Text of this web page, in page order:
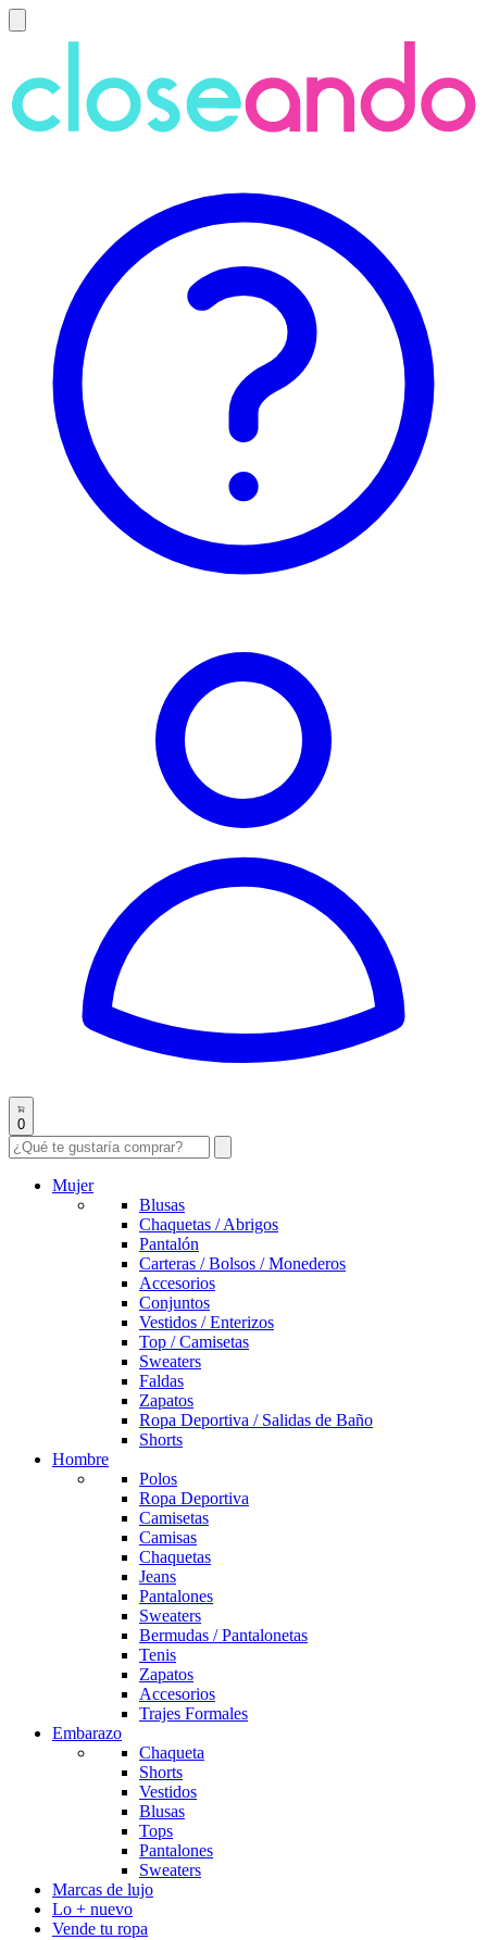
0
Mujer
Blusas
Chaquetas / Abrigos
Pantalón
Carteras / Bolsos / Monederos
Accesorios
Conjuntos
Vestidos / Enterizos
Top / Camisetas
Sweaters
Faldas
Zapatos
Ropa Deportiva / Salidas de Baño
Shorts
Hombre
Polos
Ropa Deportiva
Camisetas
Camisas
Chaquetas
Jeans
Pantalones
Sweaters
Bermudas / Pantalonetas
Tenis
Zapatos
Accesorios
Trajes Formales
Embarazo
Chaqueta
Shorts
Vestidos
Blusas
Tops
Pantalones
Sweaters
Marcas de lujo
Lo + nuevo
Vende tu ropa